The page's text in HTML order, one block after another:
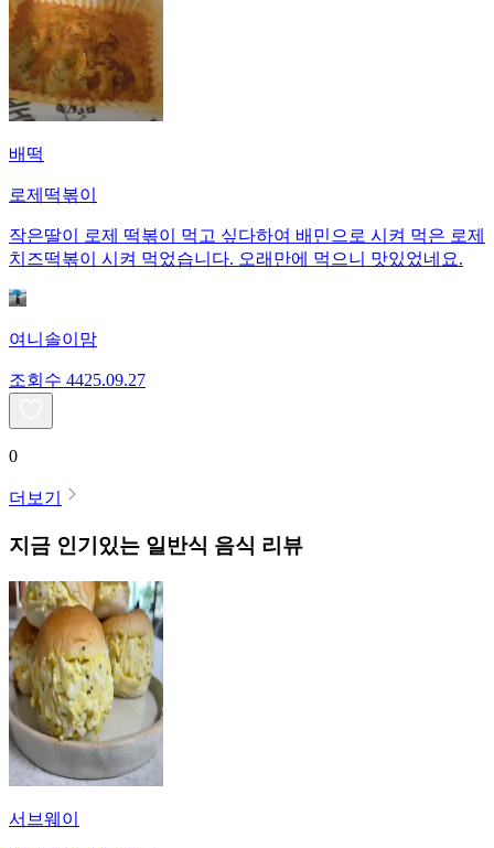
배떡
로제떡볶이
작은딸이 로제 떡볶이 먹고 싶다하여 배민으로 시켜 먹은 로제
치즈떡볶이 시켜 먹었습니다. 오래만에 먹으니 맛있었네요.
여니솔이맘
조회수 4425.09.27
0
더보기
지금 인기있는 일반식 음식 리뷰
서브웨이